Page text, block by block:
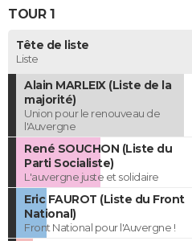
TOUR 1
Tête de liste
Liste
Alain MARLEIX (Liste de la
majorité)
Union pour le renouveau de
l'Auvergne
René SOUCHON (Liste du
Parti Socialiste)
L'auvergne juste et solidaire
Eric FAUROT (Liste du Front
National)
Front National pour l'Auvergne !